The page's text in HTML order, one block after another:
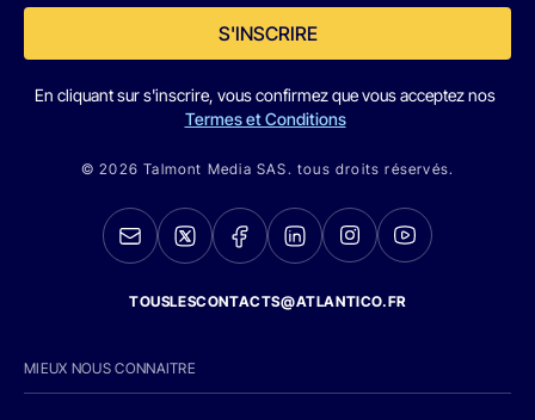
S'INSCRIRE
En cliquant sur s'inscrire, vous confirmez que vous acceptez nos
Termes et Conditions
© 2026 Talmont Media SAS. tous droits réservés.
TOUSLESCONTACTS@ATLANTICO.FR
MIEUX NOUS CONNAITRE